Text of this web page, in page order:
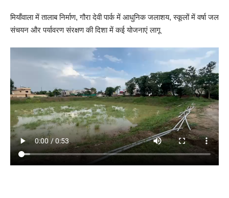
मियाँवाला में तालाब निर्माण, गौरा देवी पार्क में आधुनिक जलाशय, स्कूलों में वर्षा जल
संचयन और पर्यावरण संरक्षण की दिशा में कई योजनाएं लागू